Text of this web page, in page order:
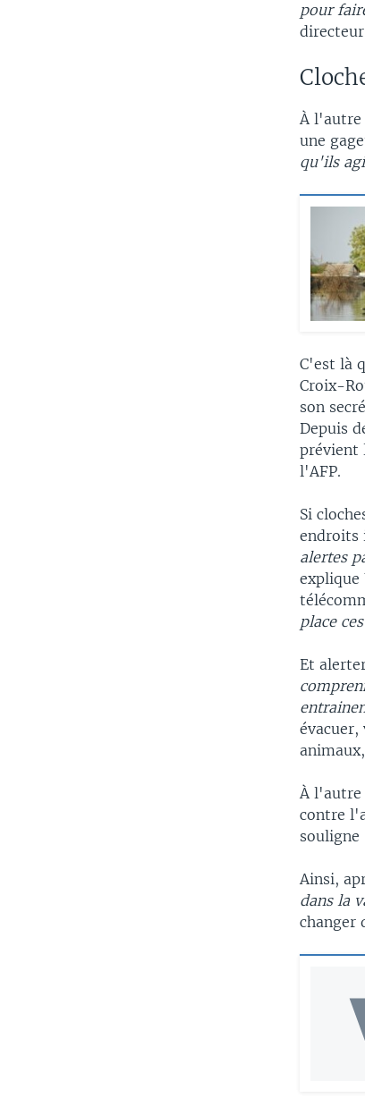
pour
À l'autre
une
qu'ils
C'est là
Croix-
son
Depuis
prévient
l'AFP.
Si
endroits
alertes
explique
place
Et
évacuer,
animaux,
À l'autre
contre
Ainsi,
dans la
changer